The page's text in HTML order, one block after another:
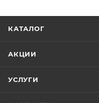
КАТАЛОГ
АКЦИИ
УСЛУГИ